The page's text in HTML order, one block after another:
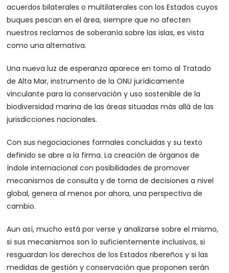
acuerdos bilaterales o multilaterales con los Estados cuyos
buques pescan en el área, siempre que no afecten
nuestros reclamos de soberanía sobre las islas, es vista
como una alternativa.
Una nueva luz de esperanza aparece en torno al Tratado
de Alta Mar, instrumento de la ONU jurídicamente
vinculante para la conservación y uso sostenible de la
biodiversidad marina de las áreas situadas más allá de las
jurisdicciones nacionales.
Con sus negociaciones formales concluidas y su texto
definido se abre a la firma. La creación de órganos de
índole internacional con posibilidades de promover
mecanismos de consulta y de toma de decisiones a nivel
global, genera al menos por ahora, una perspectiva de
cambio.
Aun así, mucho está por verse y analizarse sobre el mismo,
si sus mecanismos son lo suficientemente inclusivos, si
resguardan los derechos de los Estados ribereños y si las
medidas de gestión y conservación que proponen serán